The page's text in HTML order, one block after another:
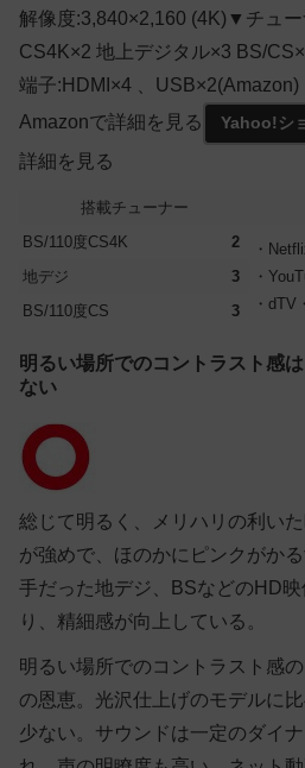
解像度:3,840×2,160 (4K)▼チュ
CS4K×2 地上デジタル×3 BS/
端子:HDMI×4 、USB×2(Amazon)
Amazonで詳細を見る
Yahoo!シ
詳細を見る
搭載チューナー
BS/110度CS4K
2
・
・
・
地デジ
3
BS/110度CS
3
明るい場所でのコントラスト感
ない
総じて明るく、メリハリの利い
が強めで、ほのかにピンクがか
手だった地デジ、BSなどのHD
り、精細感が向上している。
明るい場所でのコントラスト感
の恩恵。光沢仕上げのモデルに
少ない。サウンドは一定のダイ